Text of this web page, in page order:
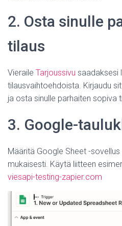
2. Osta sinulle
tilaus
Vieraile Tarjoussivu saadaksesi
tilausvaihtoehdoista. Kirjaudu
ja osta sinulle parhaiten sopiva
3. Google-
Määritä Google Sheet -
mukaisesti. Käytä liitteen
viesapi-testing-zapier.com